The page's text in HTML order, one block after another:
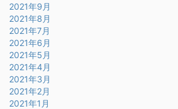
2021年9月
2021年8月
2021年7月
2021年6月
2021年5月
2021年4月
2021年3月
2021年2月
2021年1月